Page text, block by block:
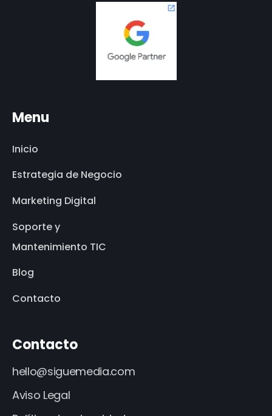
Menu
Inicio
Estrategia de Negocio
Marketing Digital
Soporte y
Mantenimiento TIC
Blog
Contacto
Contacto
hello@siguemedia.com
Aviso Legal